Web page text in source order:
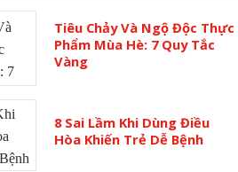
Tiêu Chảy Và Ngộ Độc Thực
Phẩm Mùa Hè: 7 Quy Tắc
Vàng
8 Sai Lầm Khi Dùng Điều
Hòa Khiến Trẻ Dễ Bệnh